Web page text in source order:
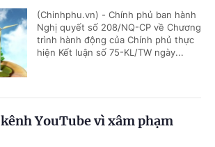
(Chinhphu.vn) - Chính phủ ban hành
Nghị quyết số 208/NQ-CP về Chương
trình hành động của Chính phủ thực
hiện Kết luận số 75-KL/TW ngày...
YouTube vì xâm phạm